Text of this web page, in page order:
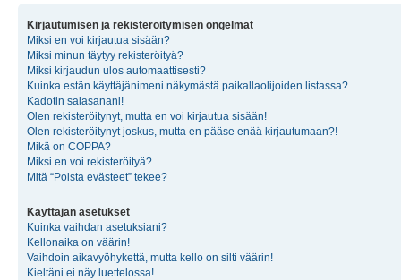
Kirjautumisen ja rekisteröitymisen ongelmat
Miksi en voi kirjautua sisään?
Miksi minun täytyy rekisteröityä?
Miksi kirjaudun ulos automaattisesti?
Kuinka estän käyttäjänimeni näkymästä paikallaolijoiden listassa?
Kadotin salasanani!
Olen rekisteröitynyt, mutta en voi kirjautua sisään!
Olen rekisteröitynyt joskus, mutta en pääse enää kirjautumaan?!
Mikä on COPPA?
Miksi en voi rekisteröityä?
Mitä “Poista evästeet” tekee?
Käyttäjän asetukset
Kuinka vaihdan asetuksiani?
Kellonaika on väärin!
Vaihdoin aikavyöhykettä, mutta kello on silti väärin!
Kieltäni ei näy luettelossa!